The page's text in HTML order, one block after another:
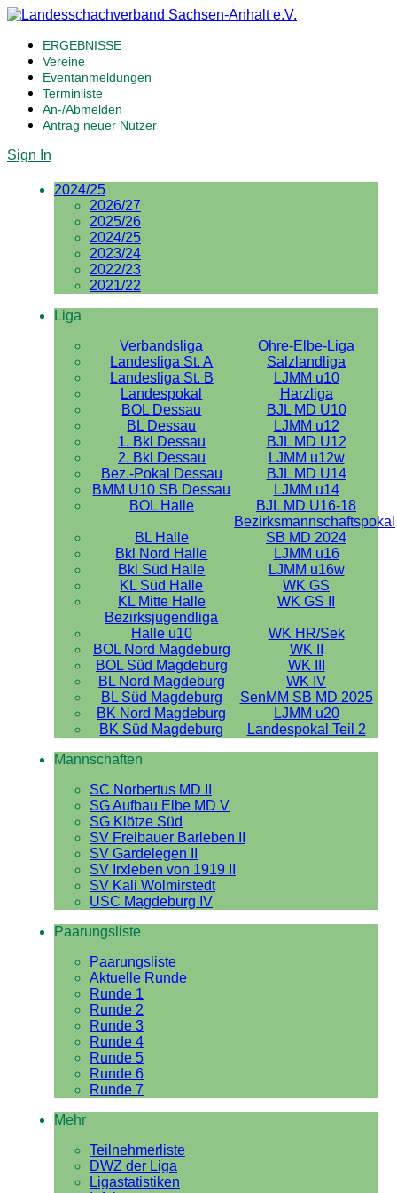
ERGEBNISSE
Vereine
Eventanmeldungen
Terminliste
An-/Abmelden
Antrag neuer Nutzer
Sign In
2024/25
2026/27
2025/26
2024/25
2023/24
2022/23
2021/22
Liga
Verbandsliga
Ohre-Elbe-Liga
Landesliga St. A
Salzlandliga
Landesliga St. B
LJMM u10
Landespokal
Harzliga
BOL Dessau
BJL MD U10
BL Dessau
LJMM u12
1. Bkl Dessau
BJL MD U12
2. Bkl Dessau
LJMM u12w
Bez.-Pokal Dessau
BJL MD U14
BMM U10 SB Dessau
LJMM u14
BOL Halle
BJL MD U16-18
BL Halle
Bezirksmannschaftspokal
SB MD 2024
Bkl Nord Halle
LJMM u16
Bkl Süd Halle
LJMM u16w
KL Süd Halle
WK GS
KL Mitte Halle
WK GS II
Bezirksjugendliga
Halle u10
WK HR/Sek
BOL Nord Magdeburg
WK II
BOL Süd Magdeburg
WK III
BL Nord Magdeburg
WK IV
BL Süd Magdeburg
SenMM SB MD 2025
BK Nord Magdeburg
LJMM u20
BK Süd Magdeburg
Landespokal Teil 2
Mannschaften
SC Norbertus MD II
SG Aufbau Elbe MD V
SG Klötze Süd
SV Freibauer Barleben II
SV Gardelegen II
SV Irxleben von 1919 II
SV Kali Wolmirstedt
USC Magdeburg IV
Paarungsliste
Paarungsliste
Aktuelle Runde
Runde 1
Runde 2
Runde 3
Runde 4
Runde 5
Runde 6
Runde 7
Mehr
Teilnehmerliste
DWZ der Liga
Ligastatistiken